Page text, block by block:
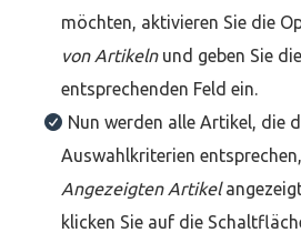
möchten, aktivieren Sie die
von Artikelnund geben Sie
entsprechenden Feld ein.
Nun werden alle Artikel, die
Auswahlkriterien
Angezeigten Artikel
klicken Sie auf die